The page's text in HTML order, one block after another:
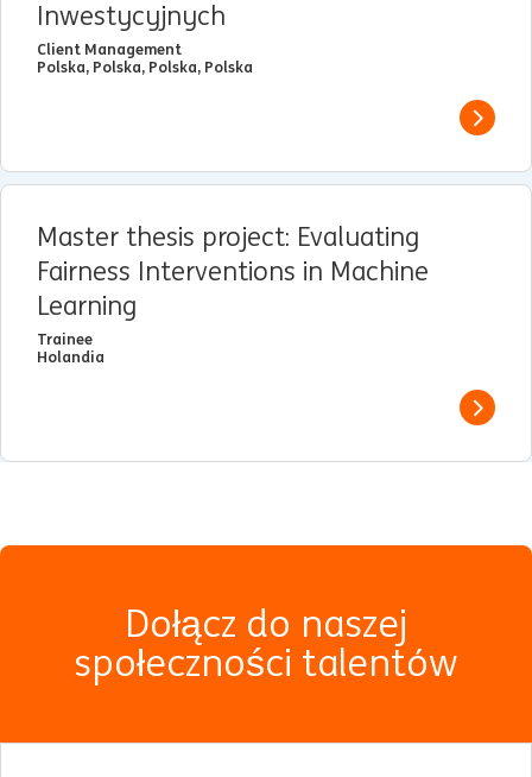
Inwestycyjnych
Client Management
Polska, Polska, Polska, Polska
View
Master thesis project: Evaluating
Fairness Interventions in Machine
Learning
Trainee
Holandia
View
Dołącz do naszej
społeczności talentów